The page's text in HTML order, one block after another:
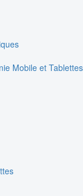
Mobile et Tablettes